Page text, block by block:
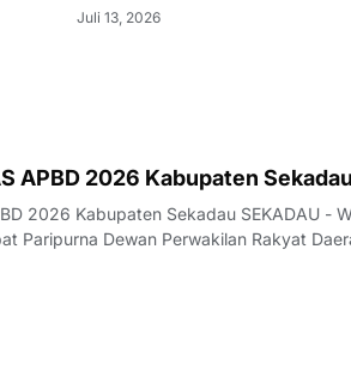
Juli 13, 2026
APBD 2026 Kabupaten
2026 Kabupaten Sekadau SEKADAU -
Paripurna Dewan Perwakilan Rakyat
Nota Kebijakan Umum